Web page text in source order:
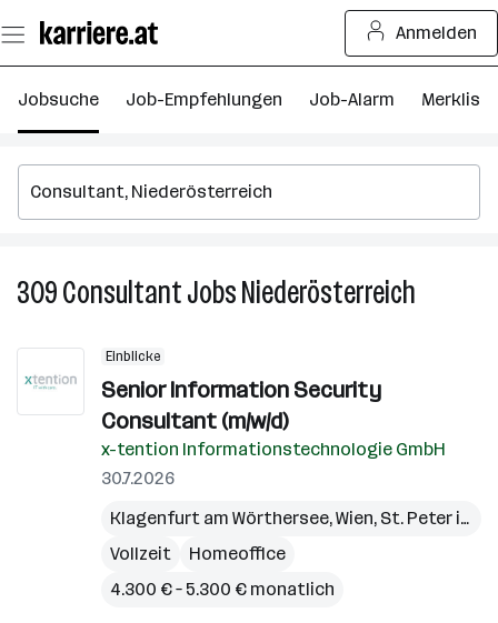
Seiteninhalt
springen
Anmelden
Jobsuche Job-Empfehlungen Job-Alarm Merkliste
309ConsultantJobsNiederösterreich
Einblicke
Senior Information Security
Consultant (m/w/d)
x-tention Informationstechnologie GmbH
30.7.2026
Klagenfurt am Wörthersee,Wien, St. Peter in der Au
Vollzeit
Homeoffice
4.300 € – 5.300 € monatlich